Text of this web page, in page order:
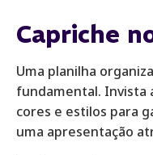
Capriche
Uma planilha
fundamental. Invista
cores e estilos para
uma apresentação